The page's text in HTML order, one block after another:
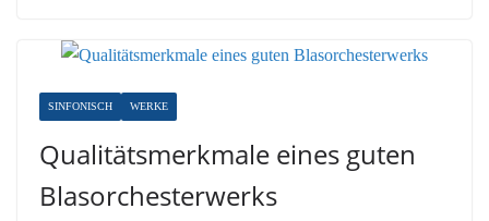
SINFONISCH WERKE
Qualitätsmerkmale eines guten
Blasorchesterwerks